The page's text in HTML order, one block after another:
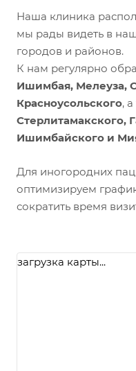
Наша клиника
мы рады видеть в
городов и районов.
К нам регулярно
Ишимбая, Мелеуза,
Красноусольского,
Стерлитамакского,
Ишимбайского и
Для иногородних
оптимизируем
сократить время
загрузка карты...